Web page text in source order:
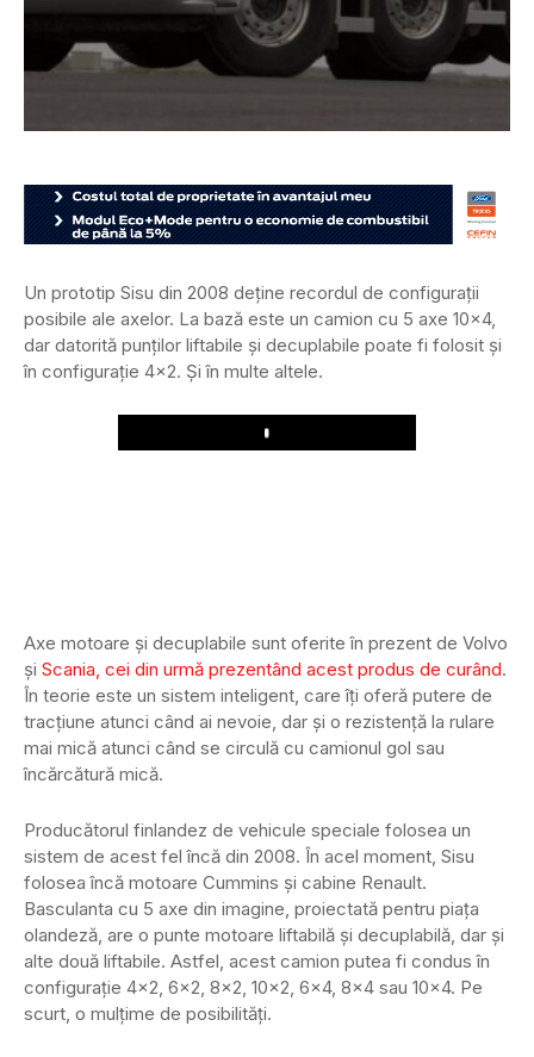
Un prototip Sisu din 2008 deține recordul de configurații
posibile ale axelor. La bază este un camion cu 5 axe 10×4,
dar datorită punților liftabile și decuplabile poate fi folosit și
în configurație 4×2. Și în multe altele.
Play
Axe motoare și decuplabile sunt oferite în prezent de Volvo
și Scania, cei din urmă prezentând acest produs de curând.
În teorie este un sistem inteligent, care îți oferă putere de
tracțiune atunci când ai nevoie, dar și o rezistență la rulare
mai mică atunci când se circulă cu camionul gol sau
încărcătură mică.
Producătorul finlandez de vehicule speciale folosea un
sistem de acest fel încă din 2008. În acel moment, Sisu
folosea încă motoare Cummins și cabine Renault.
Basculanta cu 5 axe din imagine, proiectată pentru piața
olandeză, are o punte motoare liftabilă și decuplabilă, dar și
alte două liftabile. Astfel, acest camion putea fi condus în
configurație 4×2, 6×2, 8×2, 10×2, 6×4, 8×4 sau 10×4. Pe
scurt, o mulțime de posibilități.